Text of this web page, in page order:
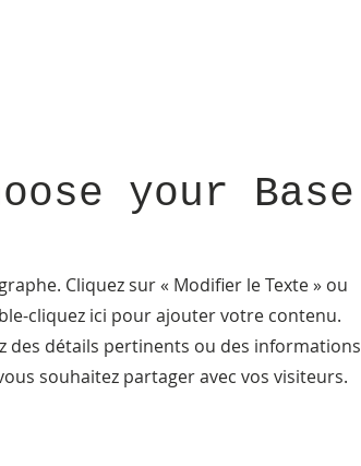
your Base
Cliquez sur « Modifier le Texte » ou
cliquez ici pour ajouter votre contenu.
des détails pertinents ou des informations
souhaitez partager avec vos visiteurs.